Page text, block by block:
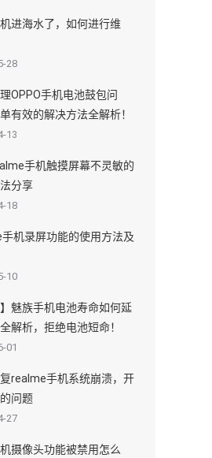
进海水了，如何进行维
28
OPPO手机电池鼓包问
有效的解决方法全解析！
13
手机触摸屏幕不灵敏的
分享
18
机录屏功能的使用方法及
10
】魅族手机电池寿命如何延
解析，拒绝电池短命！
01
realme手机系统崩溃，开
问题
27
摄像头功能被禁用怎么